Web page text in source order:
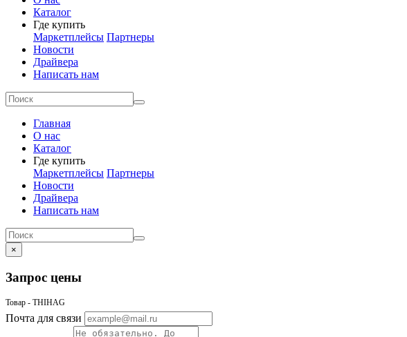
Каталог
Где купить
Маркетплейсы Партнеры
Новости
Драйвера
Написать нам
Главная
О нас
Каталог
Где купить
Маркетплейсы Партнеры
Новости
Драйвера
Написать нам
×
Запрос цены
Товар - THIHAG
Почта для связи